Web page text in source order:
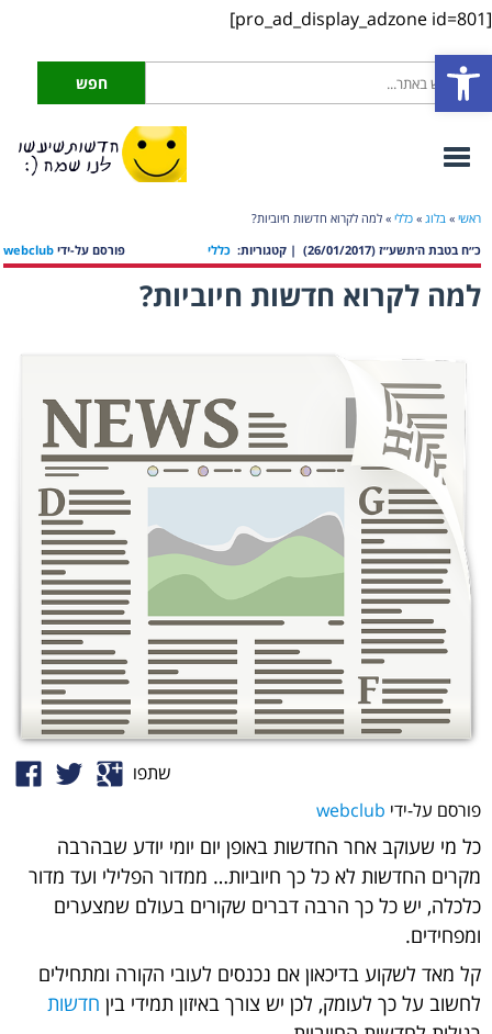
פתח סרגל נגישות
[pro_ad_display_adzone id=801]
ראשי » בלוג » כללי » למה לקרוא חדשות חיוביות?
כ״ח בטבת ה׳תשע״ז (26/01/2017)
| קטגוריות: כללי פורסם על-ידי webclub
למה לקרוא חדשות חיוביות?
שתפו e l g
פורסם על-ידי webclub
כל מי שעוקב אחר החדשות באופן יום יומי יודע שבהרבה
מקרים החדשות לא כל כך חיוביות… ממדור הפלילי ועד מדור
כלכלה, יש כל כך הרבה דברים שקורים בעולם שמצערים
ומפחידים.
קל מאד לשקוע בדיכאון אם נכנסים לעובי הקורה ומתחילים
לחשוב על כך לעומק, לכן יש צורך באיזון תמידי בין חדשות